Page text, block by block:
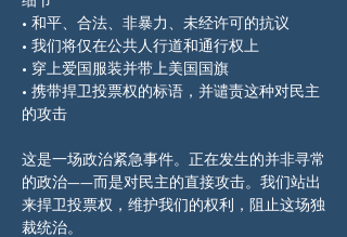
• 和平、合法、非暴力、未经许可的抗议
• 我们将仅在公共人行道和通行权上
• 穿上爱国服装并带上美国国旗
• 携带捍卫投票权的标语，并谴责这种对民主
的攻击
这是一场政治紧急事件。正在发生的并非寻常
的政治——而是对民主的直接攻击。我们站出
来捍卫投票权，维护我们的权利，阻止这场独
裁统治。